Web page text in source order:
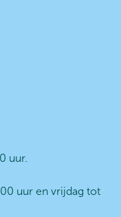
uur.
uur en vrijdag tot